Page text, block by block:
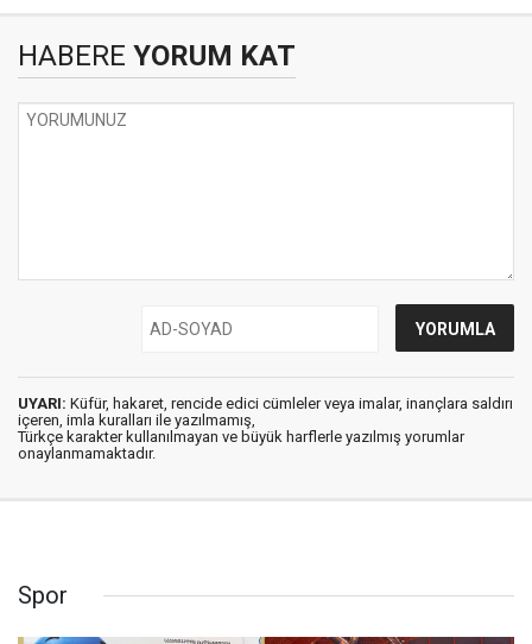
HABERE YORUM KAT
UYARI: Küfür, hakaret, rencide edici cümleler veya imalar, inançlara saldırı
içeren, imla kuralları ile yazılmamış,
Türkçe karakter kullanılmayan ve büyük harflerle yazılmış yorumlar
onaylanmamaktadır.
Spor